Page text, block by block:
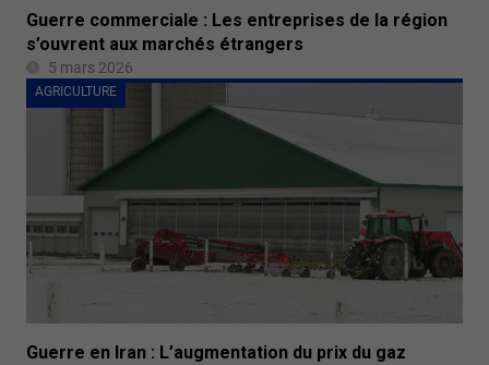
Guerre commerciale : Les entreprises de la région
s’ouvrent aux marchés étrangers
5 mars 2026
AGRICULTURE
Guerre en Iran : L’augmentation du prix du gaz